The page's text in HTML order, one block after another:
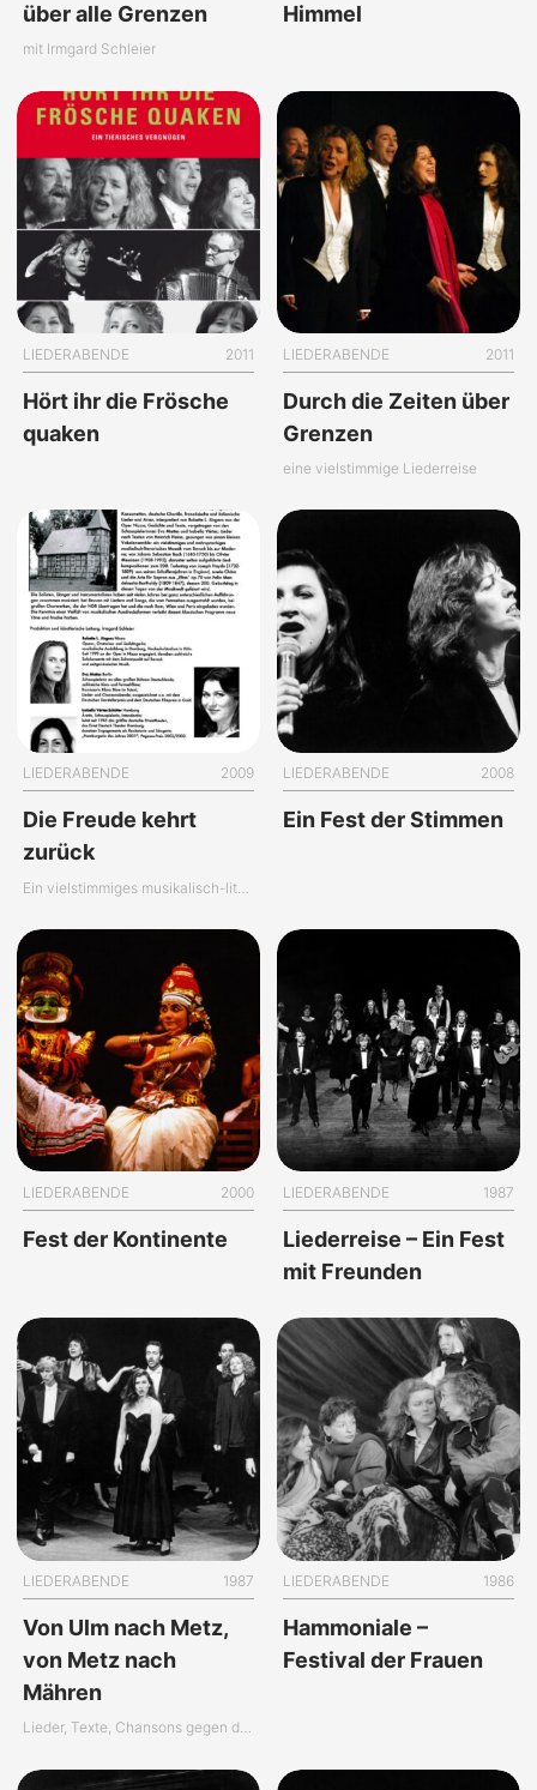
über alle Grenzen
mit Irmgard Schleier
Himmel
LIEDERABENDE 2011
Hört ihr die Frösche
quaken
LIEDERABENDE 2011
Durch die Zeiten über
Grenzen
eine vielstimmige Liederreise
LIEDERABENDE 2009
Die Freude kehrt
zurück
Ein vielstimmiges musikalisch-literarisches Mosaik
LIEDERABENDE 2008
Ein Fest der Stimmen
LIEDERABENDE 2000
Fest der Kontinente
LIEDERABENDE 1987
Liederreise – Ein Fest
mit Freunden
LIEDERABENDE 1987
Von Ulm nach Metz,
von Metz nach
Mähren
Lieder, Texte, Chansons gegen den Krieg aus drei Jahrhunderten
LIEDERABENDE 1986
Hammoniale –
Festival der Frauen